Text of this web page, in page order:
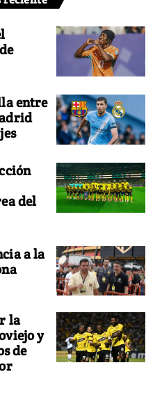
entre
del
a la
la
y
de